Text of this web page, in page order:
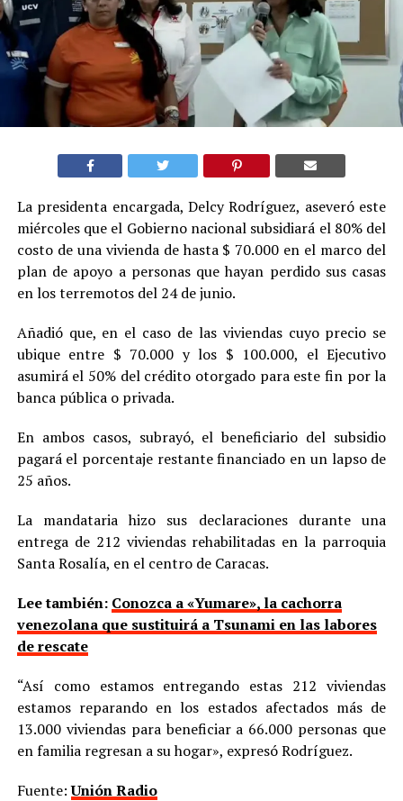
La presidenta encargada, Delcy Rodríguez, aseveró este
miércoles que el Gobierno nacional subsidiará el 80% del
costo de una vivienda de hasta $ 70.000 en el marco del
plan de apoyo a personas que hayan perdido sus casas
en los terremotos del 24 de junio.
Añadió que, en el caso de las viviendas cuyo precio se
ubique entre $ 70.000 y los $ 100.000, el Ejecutivo
asumirá el 50% del crédito otorgado para este fin por la
banca pública o privada.
En ambos casos, subrayó, el beneficiario del subsidio
pagará el porcentaje restante financiado en un lapso de
25 años.
La mandataria hizo sus declaraciones durante una
entrega de 212 viviendas rehabilitadas en la parroquia
Santa Rosalía, en el centro de Caracas.
Lee también: Conozca a «Yumare», la cachorra
venezolana que sustituirá a Tsunami en las labores
de rescate
“Así como estamos entregando estas 212 viviendas
estamos reparando en los estados afectados más de
13.000 viviendas para beneficiar a 66.000 personas que
en familia regresan a su hogar», expresó Rodríguez.
Fuente:Unión Radio